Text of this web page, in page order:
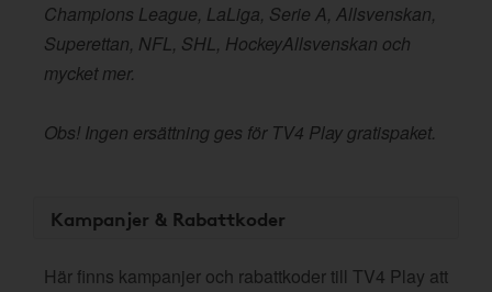
Champions League, LaLiga, Serie A, Allsvenskan,
Superettan, NFL, SHL, HockeyAllsvenskan och
mycket mer.
Obs! Ingen ersättning ges för TV4 Play gratispaket.
Kampanjer & Rabattkoder
Här finns kampanjer och rabattkoder till TV4 Play att